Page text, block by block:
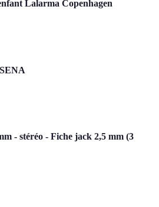
Lalarma Copenhagen
- stéréo - Fiche jack 2,5 mm (3